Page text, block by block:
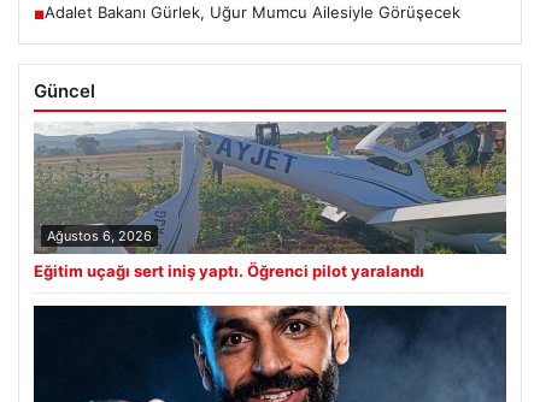
■Adalet Bakanı Gürlek, Uğur Mumcu Ailesiyle Görüşecek
Güncel
Ağustos 6, 2026
Eğitim uçağı sert iniş yaptı. Öğrenci pilot yaralandı